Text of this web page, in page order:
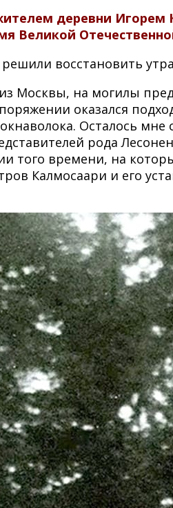
деревни
Великой
восстановить
Москвы, на могилы
оказался
Осталось
рода
того времени, на
Калмосаари и его